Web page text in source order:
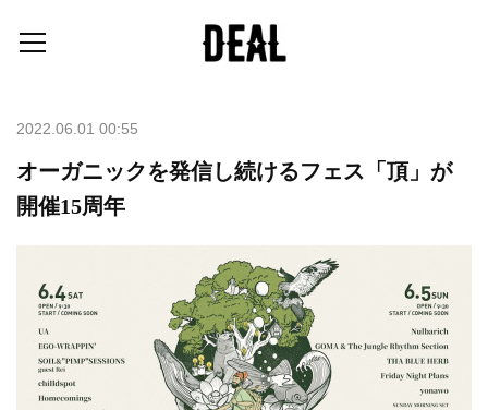
2022.06.01 00:55
オーガニックを発信し続けるフェス「頂」が
開催15周年